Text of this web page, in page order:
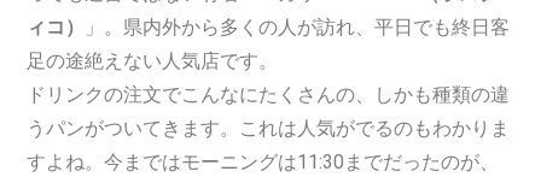
ィコ）
」。県内外から多くの人が訪れ、平日でも終日客
足の途絶えない人気店です。
ドリンクの注文でこんなにたくさんの、しかも種類の違
うパンがついてきます。これは人気がでるのもわかりま
すよね。今まではモーニングは11:30までだったのが、